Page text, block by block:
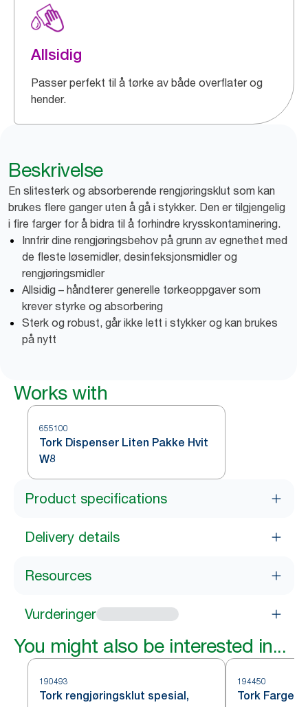
Allsidig
Passer perfekt til å tørke av både overflater og
hender.
Beskrivelse
En slitesterk og absorberende rengjøringsklut som kan
brukes flere ganger uten å gå i stykker. Den er tilgjengelig
i fire farger for å bidra til å forhindre krysskontaminering.
Innfrir dine rengjøringsbehov på grunn av egnethet med
de fleste løsemidler, desinfeksjonsmidler og
rengjøringsmidler
Allsidig – håndterer generelle tørkeoppgaver som
krever styrke og absorbering
Sterk og robust, går ikke lett i stykker og kan brukes
på nytt
Works with
655100
Tork Dispenser Liten Pakke Hvit
W8
Product specifications
Delivery details
Resources
Vurderinger
You might also be interested in...
190493
Tork rengjøringsklut spesial,
194450
Tork Farget